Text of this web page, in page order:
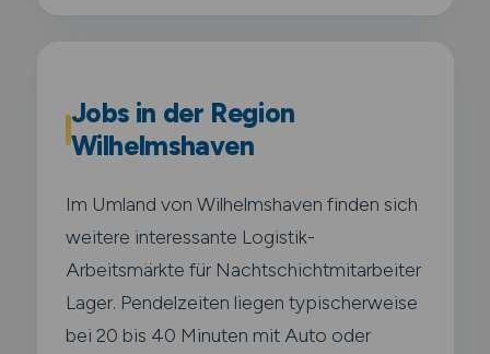
Jobs in der Region
Wilhelmshaven
Im Umland von Wilhelmshaven finden sich
weitere interessante Logistik-
Arbeitsmärkte für Nachtschichtmitarbeiter
Lager. Pendelzeiten liegen typischerweise
bei 20 bis 40 Minuten mit Auto oder